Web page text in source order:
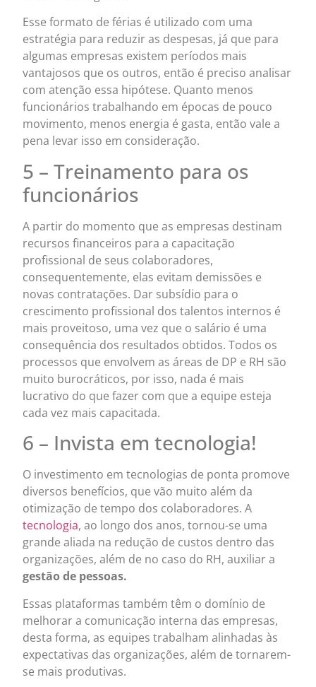
Esse formato de férias é utilizado com uma
estratégia para reduzir as despesas, já que para
algumas empresas existem períodos mais
vantajosos que os outros, então é preciso analisar
com atenção essa hipótese. Quanto menos
funcionários trabalhando em épocas de pouco
movimento, menos energia é gasta, então vale a
pena levar isso em consideração.
5 – Treinamento para os
funcionários
A partir do momento que as empresas destinam
recursos financeiros para a capacitação
profissional de seus colaboradores,
consequentemente, elas evitam demissões e
novas contratações. Dar subsídio para o
crescimento profissional dos talentos internos é
mais proveitoso, uma vez que o salário é uma
consequência dos resultados obtidos. Todos os
processos que envolvem as áreas de DP e RH são
muito burocráticos, por isso, nada é mais
lucrativo do que fazer com que a equipe esteja
cada vez mais capacitada.
6 – Invista em tecnologia!
O investimento em tecnologias de ponta promove
diversos benefícios, que vão muito além da
otimização de tempo dos colaboradores. A
tecnologia, ao longo dos anos, tornou-se uma
grande aliada na redução de custos dentro das
organizações, além de no caso do RH, auxiliar a
gestão de pessoas.
Essas plataformas também têm o domínio de
melhorar a comunicação interna das empresas,
desta forma, as equipes trabalham alinhadas às
expectativas das organizações, além de tornarem-
se mais produtivas.